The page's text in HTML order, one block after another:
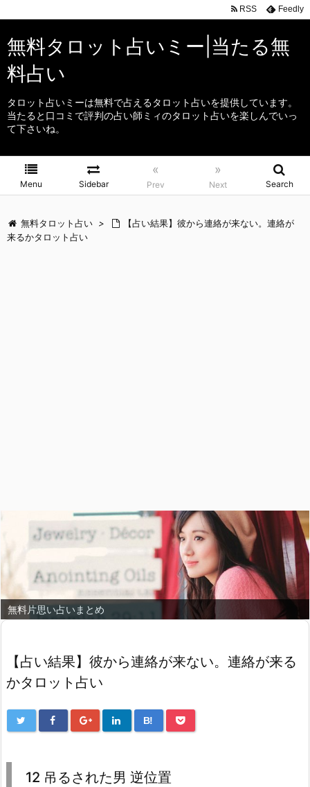
無料タロット占いミー|当たる無
料占い
タロット占いミーは無料で占えるタロット占いを提供しています。
当たると口コミで評判の占い師ミィのタロット占いを楽しんでいっ
て下さいね。
Menu Sidebar
«
Prev
»
Next Search
RSS Feedly
無料タロット占い >
【占い結果】彼から連絡が来ない。連絡が
来るかタロット占い
無料片思い占いまとめ
【占い結果】彼から連絡が来ない。連絡が来る
かタロット占い
B!
12 吊るされた男 逆位置